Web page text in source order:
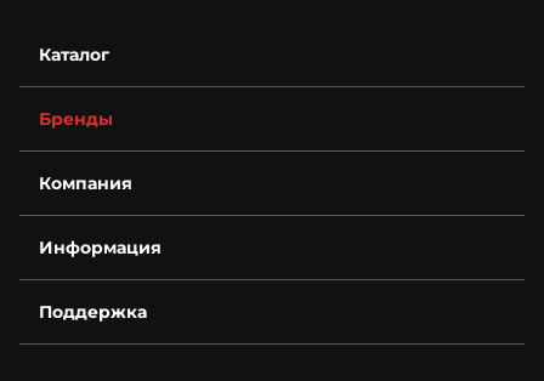
Каталог
Бренды
Компания
Контакты
Деталировки
Для бизнеса
Спецпредложения
Информация
Гарантия
Условия оплаты
Поддержка